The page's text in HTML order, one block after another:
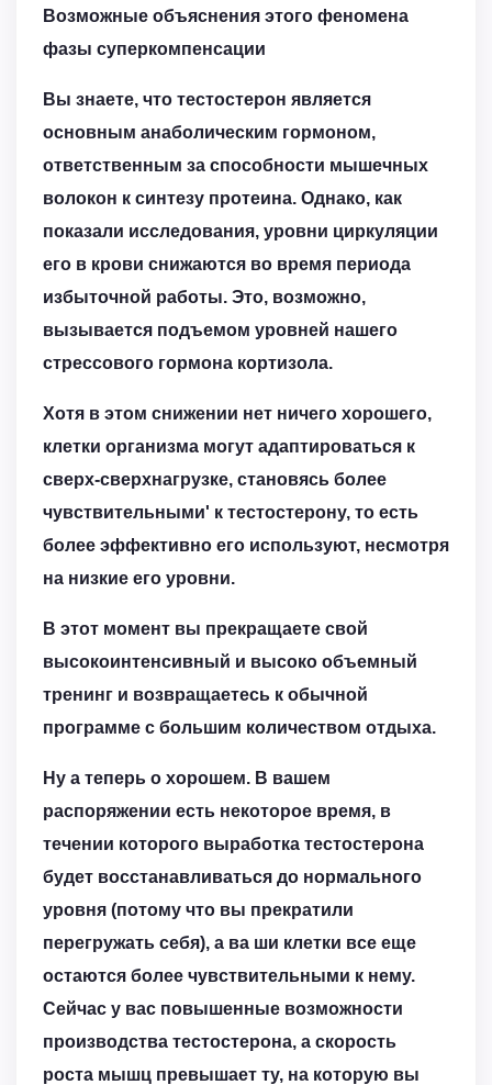
Возможные объяснения этого феномена
фазы суперкомпенсации
Вы знаете, что тестостерон является
основным анаболическим гормоном,
ответственным за способности мышечных
волокон к синтезу протеина. Однако, как
показали исследования, уровни циркуляции
его в крови снижаются во время периода
избыточной работы. Это, возможно,
вызывается подъемом уровней нашего
стрессового гормона кортизола.
Хотя в этом снижении нет ничего хорошего,
клетки организма могут адаптироваться к
сверх-сверхнагрузке, становясь более
чувствительными' к тестостерону, то есть
более эффективно его используют, несмотря
на низкие его уровни.
В этот момент вы прекращаете свой
высокоинтенсивный и высоко объемный
тренинг и возвращаетесь к обычной
программе с большим количеством отдыха.
Ну а теперь о хорошем. В вашем
распоряжении есть некоторое время, в
течении которого выработка тестостерона
будет восстанавливаться до нормального
уровня (потому что вы прекратили
перегружать себя), а ва ши клетки все еще
остаются более чувствительными к нему.
Сейчас у вас повышенные возможности
производства тестостерона, а скорость
роста мышц превышает ту, на которую вы